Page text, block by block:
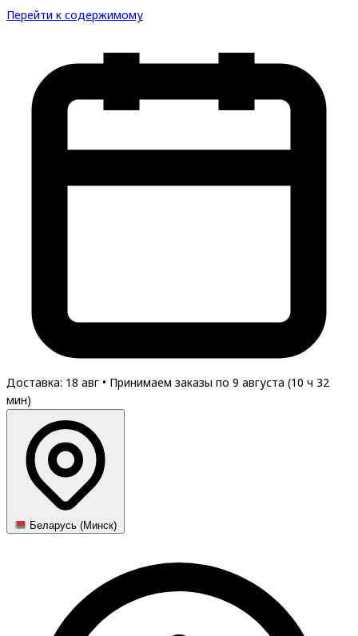
Перейти к содержимому
Доставка: 18 авг • Принимаем заказы по 9 августа (10 ч 32
мин)
Беларусь (Минск)